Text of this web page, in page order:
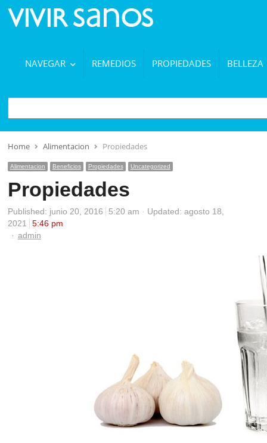
NAVEGAR REMEDIOS PROPIEDADES BELLEZA
BUSCAR
Home Alimentacion Propiedades
Alimentacion Beneficios Propiedades Uncategorized
Propiedades
Published: junio 20, 2016 5:20 am
Updated: agosto 18,
2021
5:46 pm
Author
admin